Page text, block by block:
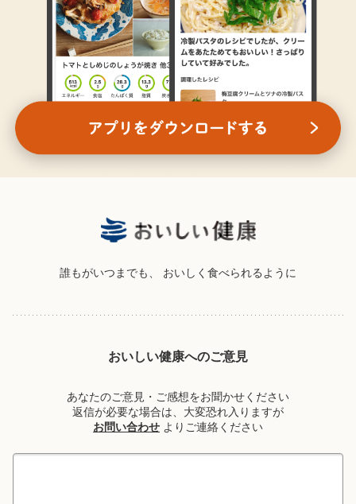
誰もがいつまでも、 おいしく食べられるように
おいしい健康へのご意見
あなたのご意見・ご感想をお聞かせください
返信が必要な場合は、大変恐れ入りますが
お問い合わせ よりご連絡ください